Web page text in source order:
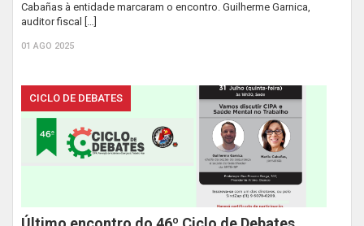
Cabañas à entidade marcaram o encontro. Guilherme Garnica,
auditor fiscal […]
01 AGO 2025
CICLO DE DEBATES